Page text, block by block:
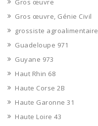
Gros œuvre
Gros œuvre, Génie Civil
grossiste agroalimentaire
Guadeloupe 971
Guyane 973
Haut Rhin 68
Haute Corse 2B
Haute Garonne 31
Haute Loire 43